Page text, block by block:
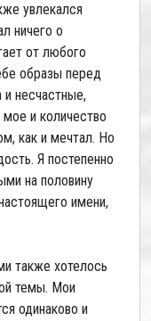
увлекался
ничего о
от любого
образы перед
несчастные,
и количество
как и мечтал. Но
Я постепенно
на половину
имени,
также хотелось
темы. Мои
одинаково и